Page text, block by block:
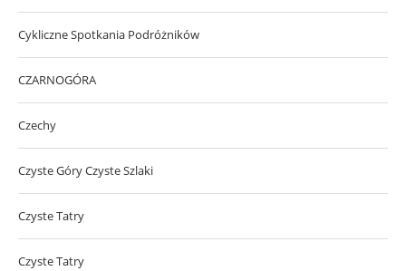
Cykliczne Spotkania Podróżników
CZARNOGÓRA
Czechy
Czyste Góry Czyste Szlaki
Czyste Tatry
Czyste Tatry